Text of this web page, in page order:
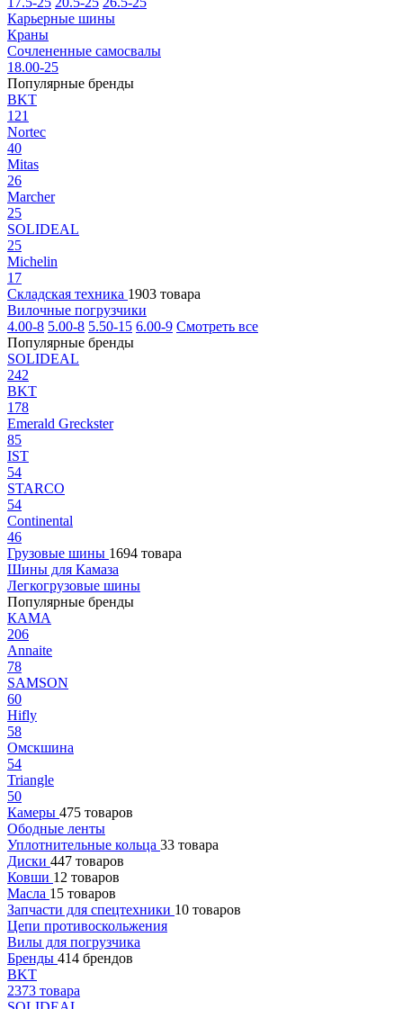
Карьерные шины
Краны
Сочлененные самосвалы
18.00-25
Популярные бренды
BKT
121
Nortec
40
Mitas
26
Marcher
25
SOLIDEAL
25
Michelin
17
Складская техника 1903 товара
Вилочные погрузчики
4.00-8 5.00-8 5.50-15 6.00-9 Смотреть все
Популярные бренды
SOLIDEAL
242
BKT
178
Emerald Greckster
85
IST
54
STARCO
54
Continental
46
Грузовые шины 1694 товара
Шины для Камаза
Легкогрузовые шины
Популярные бренды
КАМА
206
Annaite
78
SAMSON
60
Hifly
58
Омскшина
54
Triangle
50
Камеры 475 товаров
Ободные ленты
Уплотнительные кольца 33 товара
Диски 447 товаров
Ковши 12 товаров
Масла 15 товаров
Запчасти для спецтехники 10 товаров
Цепи противоскольжения
Вилы для погрузчика
Бренды 414 брендов
BKT
2373 товара